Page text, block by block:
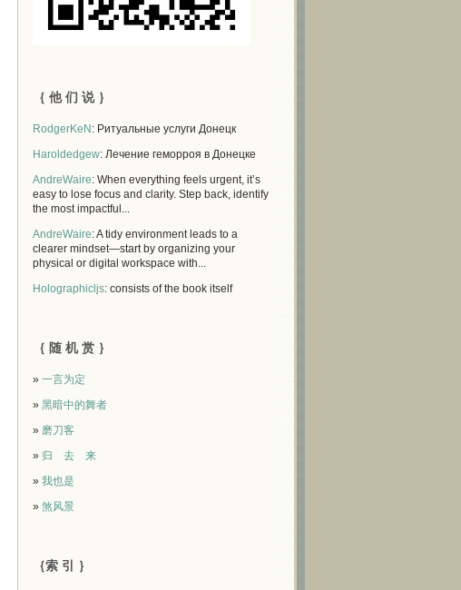
｛ 他 们 说 ｝
RodgerKeN : Ритуальные услуги Донецк
Haroldedgew: Лечение геморроя в Донецке
AndreWaire: When everything feels urgent, it’s
easy to lose focus and clarity. Step back, identify
the most impactful...
AndreWaire: A tidy environment leads to a
clearer mindset—start by organizing your
physical or digital workspace with...
Holographicljs: consists of the book itself
｛ 随 机 赏 ｝
» 一言为定
» 黑暗中的舞者
» 磨刀客
» 归 去 来
» 我也是
» 煞风景
｛索 引 ｝